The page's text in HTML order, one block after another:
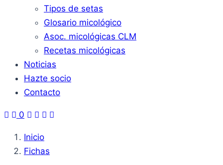
Tipos de setas
Glosario micológico
Asoc. micológicas CLM
Recetas micológicas
Noticias
Hazte socio
Contacto
0
Inicio
Fichas